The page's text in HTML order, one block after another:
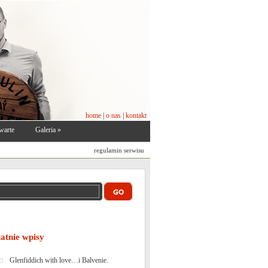
home o nas kontakt
regulamin serwisu
Galeria »
wpisy
Glenfiddich with love…i Balvenie.